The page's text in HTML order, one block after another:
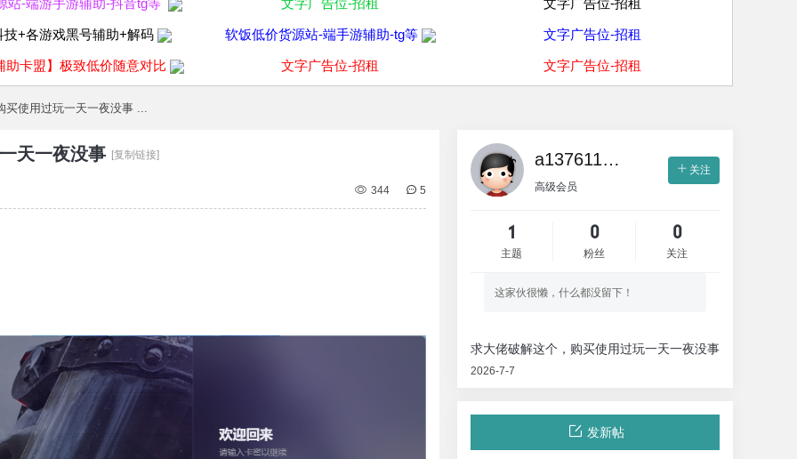
站-端游手游辅助-抖音tg等 文字广告位-招租 文字广告位-招租
技+各游戏黑号辅助+解码 软饭低价货源站-端手游辅助-tg等 文字广告位-招租
助卡盟】极致低价随意对比 文字广告位-招租 文字广告位-招租
买使用过玩一天一夜没事 ...
天一夜没事 [复制链接]
344 5
a1376113509
高级会员
关注
1
主题
0
粉丝
0
关注
这家伙很懒，什么都没留下！
求大佬破解这个，购买使用过玩一天一夜没事
2026-7-7
发新帖